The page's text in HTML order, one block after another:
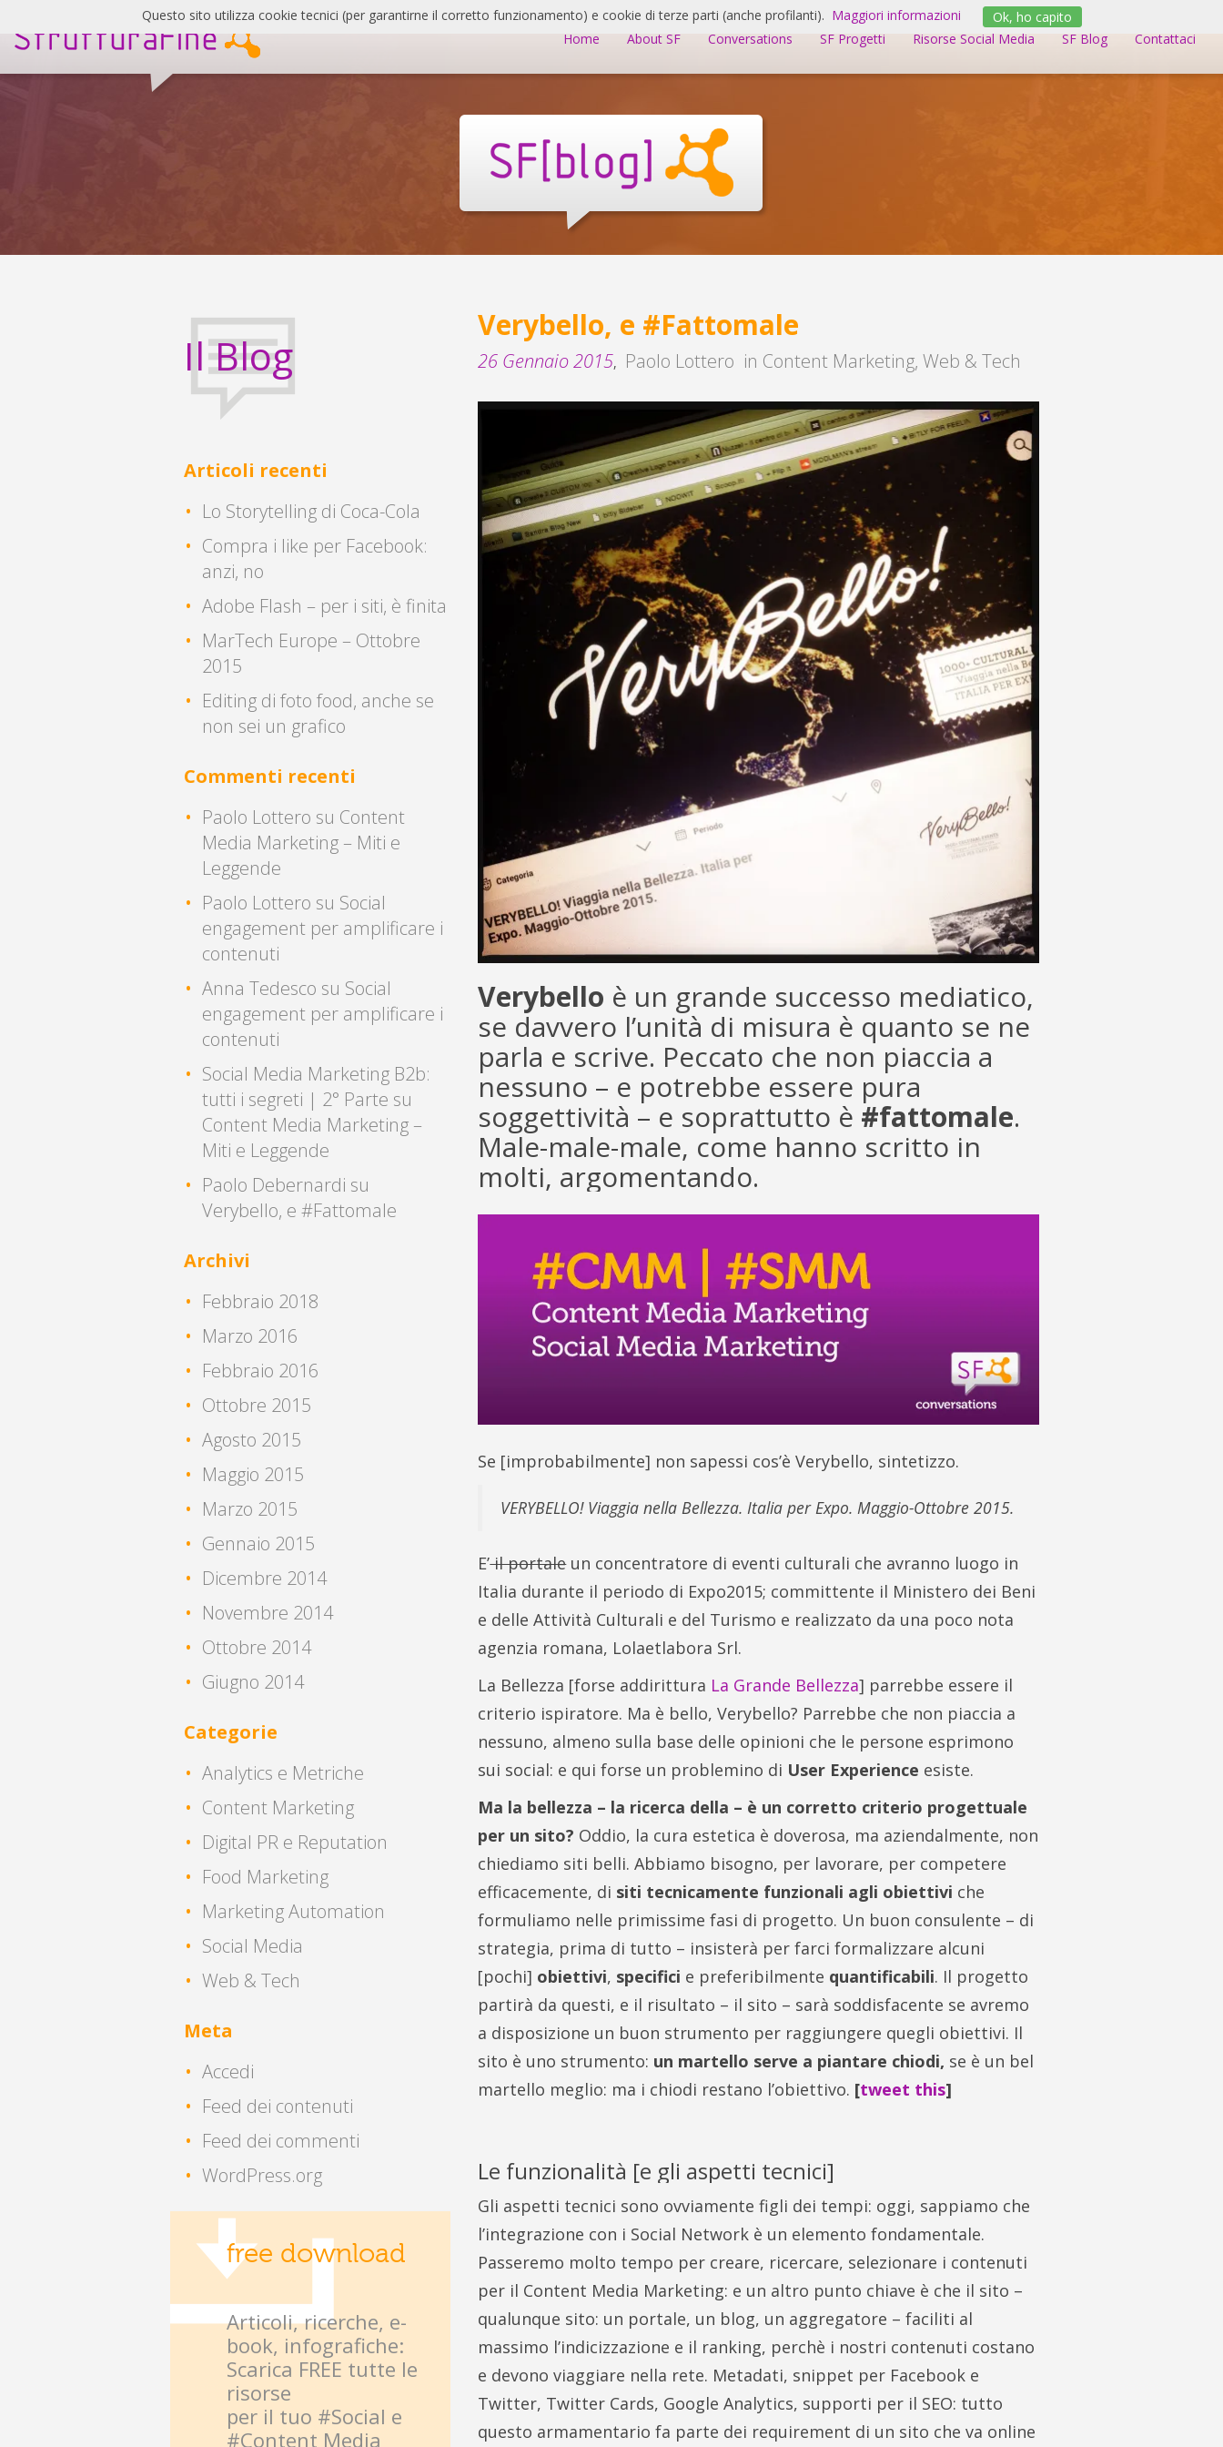
contenuto
Home About SF Conversations SF Progetti Risorse Social Media SF Blog Contattaci
Blog
Verybello, e #Fattomale
26 Gennaio 2015, Paolo Lottero in Content Marketing,Web & Tech
Verybello è un grande successo mediatico,
se davvero l’unità di misura è quanto se ne
parla e scrive. Peccato che non piaccia a
nessuno – e potrebbe essere pura
soggettività – e soprattutto è #fattomale.
Male-male-male, come hanno scritto in
molti, argomentando.
Se [improbabilmente] non sapessi cos’è Verybello, sintetizzo.
VERYBELLO! Viaggia nella Bellezza. Italia per Expo. Maggio-Ottobre 2015.
E’il portaleun concentratore di eventi culturali che avranno luogo in
Italia durante il periodo di Expo2015; committente il Ministero dei Beni
e delle Attività Culturali e del Turismo e realizzato da una poco nota
agenzia romana, Lolaetlabora Srl.
La Bellezza [forse addirittura La Grande Bellezza] parrebbe essere il
criterio ispiratore. Ma è bello, Verybello? Parrebbe che non piaccia a
nessuno, almeno sulla base delle opinioni che le persone esprimono
sui social: e qui forse un problemino di User Experience esiste.
Ma la bellezza – la ricerca della – è un corretto criterio progettuale
per un sito? Oddio, la cura estetica è doverosa, ma aziendalmente, non
chiediamo siti belli. Abbiamo bisogno, per lavorare, per competere
efficacemente, di siti tecnicamente funzionali agli obiettivi che
formuliamo nelle primissime fasi di progetto. Un buon consulente – di
strategia, prima di tutto – insisterà per farci formalizzare alcuni
[pochi] obiettivi, specifici e preferibilmente quantificabili. Il progetto
partirà da questi, e il risultato – il sito – sarà soddisfacente se avremo
a disposizione un buon strumento per raggiungere quegli obiettivi. Il
sito è uno strumento: un martello serve a piantare chiodi, se è un bel
martello meglio: ma i chiodi restano l’obiettivo. [tweet this]
Le funzionalità [e gli aspetti tecnici]
Gli aspetti tecnici sono ovviamente figli dei tempi: oggi, sappiamo che
l’integrazione con i Social Network è un elemento fondamentale.
Passeremo molto tempo per creare, ricercare, selezionare i contenuti
per il Content Media Marketing: e un altro punto chiave è che il sito –
qualunque sito: un portale, un blog, un aggregatore – faciliti al
massimo l’indicizzazione e il ranking, perchè i nostri contenuti costano
e devono viaggiare nella rete. Metadati, snippet per Facebook e
Twitter, Twitter Cards, Google Analytics, supporti per il SEO: tutto
questo armamentario fa parte dei requirement di un sito che va online
Il Blog
Articoli recenti
Lo Storytelling di Coca-Cola
Compra i like per Facebook:
anzi, no
Adobe Flash – per i siti, è finita
MarTech Europe – Ottobre
2015
Editing di foto food, anche se
non sei un grafico
Commenti recenti
Paolo Lottero su Content
Media Marketing – Miti e
Leggende
Paolo Lottero su Social
engagement per amplificare i
contenuti
Anna Tedesco su Social
engagement per amplificare i
contenuti
Social Media Marketing B2b:
tutti i segreti | 2° Parte su
Content Media Marketing –
Miti e Leggende
Paolo Debernardi su
Verybello, e #Fattomale
Archivi
Febbraio 2018
Marzo 2016
Febbraio 2016
Ottobre 2015
Agosto 2015
Maggio 2015
Marzo 2015
Gennaio 2015
Dicembre 2014
Novembre 2014
Ottobre 2014
Giugno 2014
Categorie
Analytics e Metriche
Content Marketing
Digital PR e Reputation
Food Marketing
Marketing Automation
Social Media
Web & Tech
Meta
Accedi
Feed dei contenuti
Feed dei commenti
WordPress.org
free download
Articoli, ricerche, e-
book, infografiche:
Scarica FREE tutte le
risorse
per il tuo #Social e
#Content Media
Questo sito utilizza cookie tecnici (per garantirne il corretto funzionamento) e cookie di terze parti (anche profilanti). Maggiori informazioni Ok, ho capito